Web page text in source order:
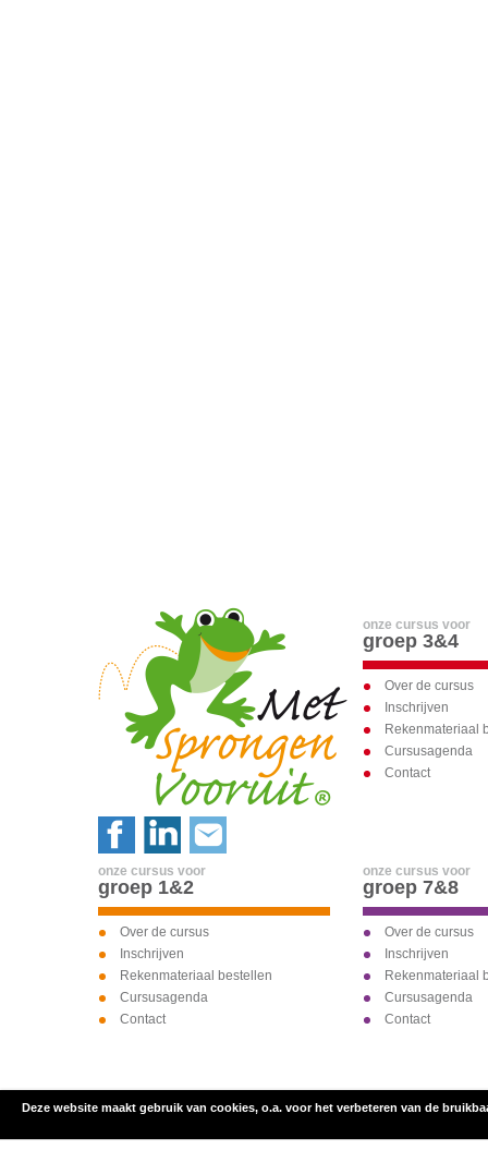
onze cursus voor
groep 3&4
Over de cursus
Inschrijven
Rekenmateriaal
Cursusagenda
Contact
onze cursus voor
groep 1&2
Over de cursus
Inschrijven
Rekenmateriaal bestellen
Cursusagenda
Contact
onze cursus voor
groep 7&8
Over de cursus
Inschrijven
Rekenmateriaal
Cursusagenda
Contact
inschrijven voor
Deze website maakt gebruik van cookies, o.a. voor het verbeteren van de